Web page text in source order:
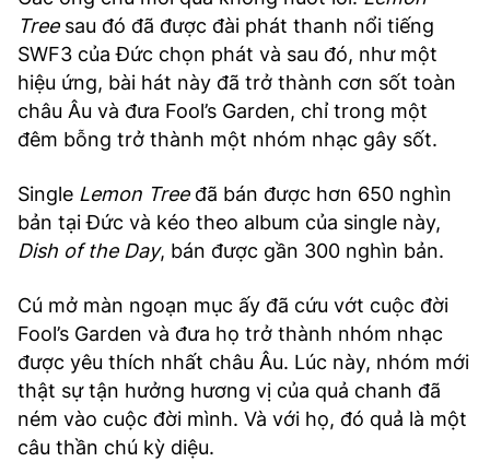
Treesau đó đã được đài phát thanh nổi tiếng
SWF3 của Đức chọn phát và sau đó, như một
hiệu ứng, bài hát này đã trở thành cơn sốt toàn
châu Âu và đưa Fool’s Garden, chỉ trong một
đêm bỗng trở thành một nhóm nhạc gây sốt.
Single Lemon Tree đã bán được hơn 650 nghìn
bản tại Đức và kéo theo album của single này,
Dish of the Day, bán được gần 300 nghìn bản.
Cú mở màn ngoạn mục ấy đã cứu vớt cuộc đời
Fool’s Garden và đưa họ trở thành nhóm nhạc
được yêu thích nhất châu Âu. Lúc này, nhóm mới
thật sự tận hưởng hương vị của quả chanh đã
ném vào cuộc đời mình. Và với họ, đó quả là một
câu thần chú kỳ diệu.